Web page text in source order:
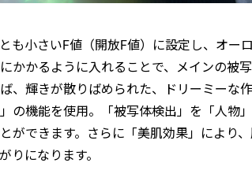
も小さいF値（開放F値）に設定し、オー
かかるように入れることで、メインの被
、輝きが散りばめられた、ドリーミーな作
の機能を使用。「被写体検出」を「人物
ができます。さらに「美肌効果」により
りになります。